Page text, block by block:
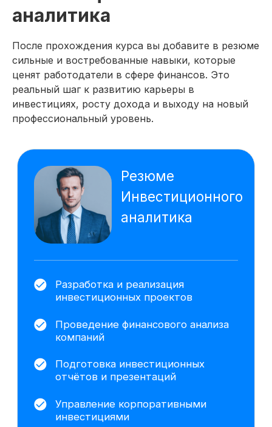
аналитика
После прохождения курса вы добавите в резюме
сильные и востребованные навыки, которые
ценят работодатели в сфере финансов. Это
реальный шаг к развитию карьеры в
инвестициях, росту дохода и выходу на новый
профессиональный уровень.
На основе исследования 1118 вакансий
hh.ru мы выделяем наиболее важные
навыки, которым клиенты обучаются
на курсе
Power Point
Gamma
DeepSeek
Алиса AI